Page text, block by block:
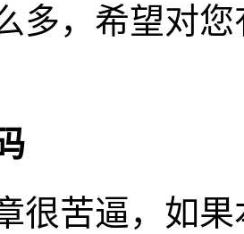
多，希望对
很苦逼，如